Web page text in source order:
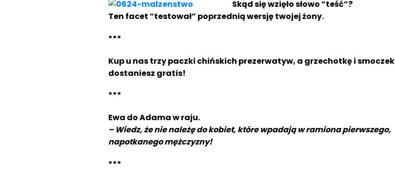
Skąd się wzięło słowo ”teść”?
Ten facet ”testował” poprzednią wersję twojej żony.
***
Kup u nas trzy paczki chińskich prezerwatyw, a grzechotkę i smoczek
dostaniesz gratis!
***
Ewa do Adama w raju.
– Wiedz, że nie należę do kobiet, które wpadają w ramiona pierwszego,
napotkanego mężczyzny!
***